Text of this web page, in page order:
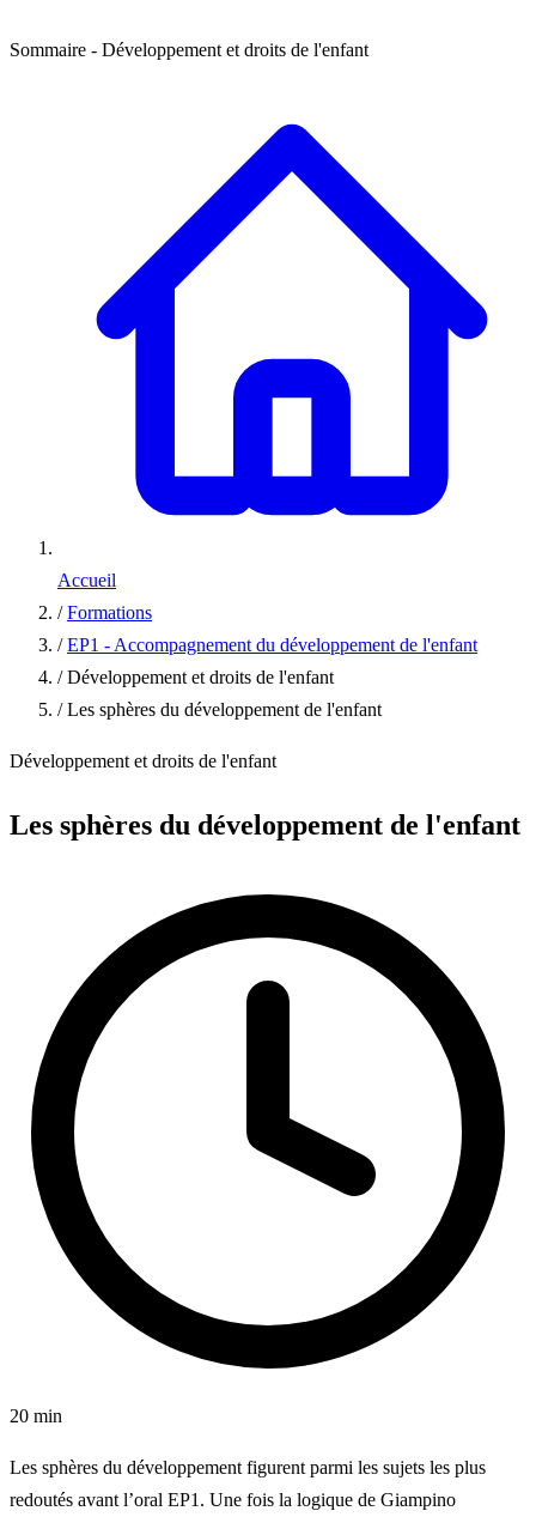
Sommaire - Développement et droits de l'enfant
Accueil
/ Formations
/ EP1 - Accompagnement du développement de l'enfant
/ Développement et droits de l'enfant
/ Les sphères du développement de l'enfant
Développement et droits de l'enfant
Les sphères du développement de l'enfant
20 min
Les sphères du développement figurent parmi les sujets les plus
redoutés avant l’oral EP1. Une fois la logique de Giampino